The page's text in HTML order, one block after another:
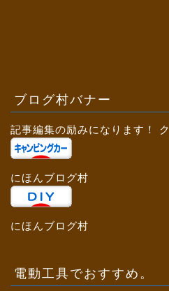
ブログ村バナー
記事編集の励みになります！
にほんブログ村
にほんブログ村
電動工具でおすすめ。